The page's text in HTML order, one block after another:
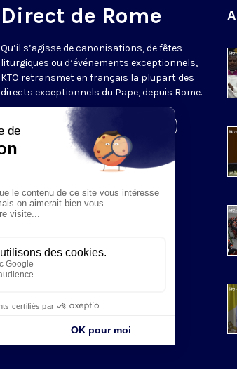
Direct de Rome
Qu’il s’agisse de canonisations, de fêtes
liturgiques ou d’événements exceptionnels,
KTO retransmet en français la plupart des
directs exceptionnels du Pape, depuis Rome.
Visiter la page de l'émission